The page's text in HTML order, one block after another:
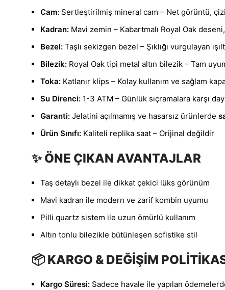
Cam: Sertleştirilmiş mineral cam – Net görüntü,
Kadran: Mavi zemin – Kabartmalı Royal Oak
Bezel: Taşlı sekizgen bezel – Şıklığı vurgulayan
Bilezik: Royal Oak tipi metal altın bilezik – Tam
Toka: Katlanır klips – Kolay kullanım ve sağlam
Su Direnci: 1-3 ATM – Günlük sıçramalara karşı
Garanti: Jelatini açılmamış ve hasarsız ürünlerde
Ürün Sınıfı: Kaliteli replika saat – Orijinal değildir
✨ ÖNE ÇIKAN AVANTAJLAR
Taş detaylı bezel ile dikkat çekici lüks görünüm
Mavi kadran ile modern ve zarif kombin uyumu
Pilli quartz sistem ile uzun ömürlü kullanım
Altın tonlu bilezikle bütünleşen sofistike stil
📦 KARGO & DEĞİŞİM
Kargo Süresi: Sadece havale ile yapılan